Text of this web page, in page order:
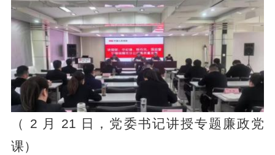
（ 2 月 21 日，党委书记讲授专题廉政党
课）